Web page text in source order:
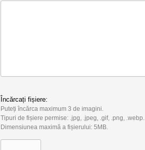
Încărcați fișiere:
Puteți încărca maximum 3 de imagini.
Tipuri de fișiere permise: .jpg, .jpeg, .gif, .png, .webp.
Dimensiunea maximă a fișierului: 5MB.